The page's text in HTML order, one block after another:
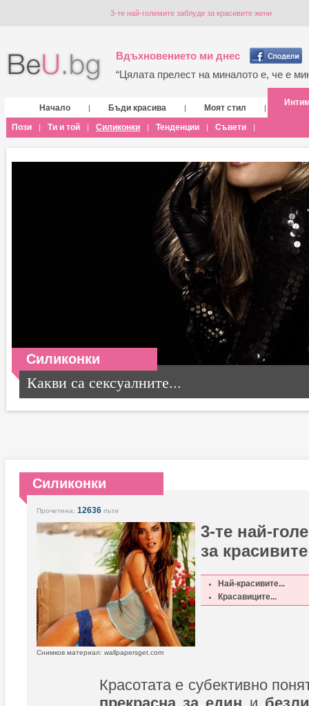
3-те най-големите заблуди за красивите жени
Вдъхновението ми днес
“Цялата прелест на миналото е, че е
Начало | Бъди красива | Моят стил |
Пози | Ти и той | Силиконки | Тенденции | Съвети |
Силиконки
Какви са сексуалните...
Силиконки
Прочетена: 12636 пъти
3-те най-
за
Най-красивите...
Красавиците...
Снимков материал: wallpapersget.com
Красотата е субективно